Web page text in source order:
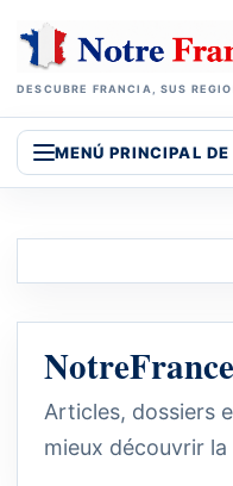
DESCUBRE FRANCIA, SUS
MENÚ PRINCIPAL
NotreFrance
Articles, dossiers
mieux découvrir la